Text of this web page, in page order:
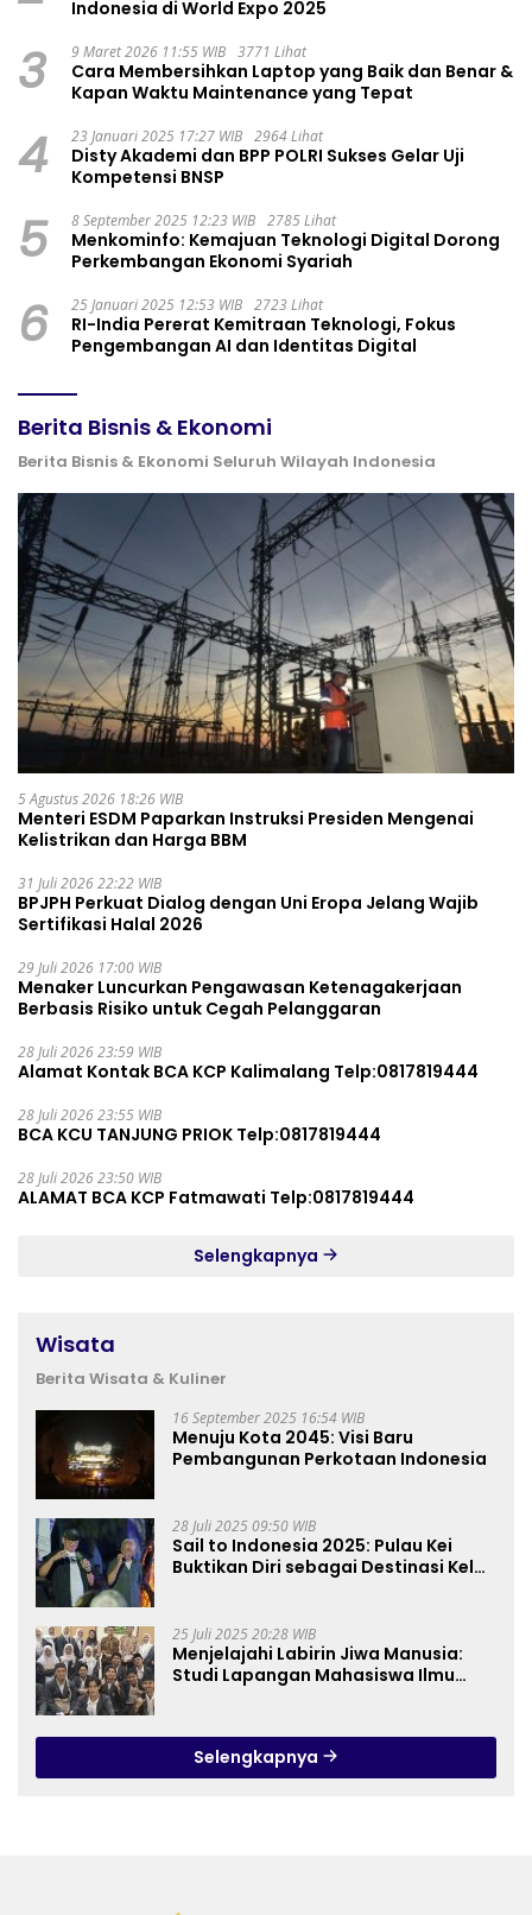
Indonesia di World Expo 2025
3 9 Maret 2026 11:55 WIB 3771 Lihat
Cara Membersihkan Laptop yang Baik dan Benar &
Kapan Waktu Maintenance yang Tepat
4 23 Januari 2025 17:27 WIB 2964 Lihat
Disty Akademi dan BPP POLRI Sukses Gelar Uji
Kompetensi BNSP
5 8 September 2025 12:23 WIB 2785 Lihat
Menkominfo: Kemajuan Teknologi Digital Dorong
Perkembangan Ekonomi Syariah
6 25 Januari 2025 12:53 WIB 2723 Lihat
RI-India Pererat Kemitraan Teknologi, Fokus
Pengembangan AI dan Identitas Digital
Berita Bisnis & Ekonomi
Berita Bisnis & Ekonomi Seluruh Wilayah Indonesia
5 Agustus 2026 18:26 WIB
Menteri ESDM Paparkan Instruksi Presiden Mengenai
Kelistrikan dan Harga BBM
31 Juli 2026 22:22 WIB
BPJPH Perkuat Dialog dengan Uni Eropa Jelang Wajib
Sertifikasi Halal 2026
29 Juli 2026 17:00 WIB
Menaker Luncurkan Pengawasan Ketenagakerjaan
Berbasis Risiko untuk Cegah Pelanggaran
28 Juli 2026 23:59 WIB
Alamat Kontak BCA KCP Kalimalang Telp:0817819444
28 Juli 2026 23:55 WIB
BCA KCU TANJUNG PRIOK Telp:0817819444
28 Juli 2026 23:50 WIB
ALAMAT BCA KCP Fatmawati Telp:0817819444
Selengkapnya
Wisata
Berita Wisata & Kuliner
16 September 2025 16:54 WIB
Menuju Kota 2045: Visi Baru
Pembangunan Perkotaan Indonesia
28 Juli 2025 09:50 WIB
Sail to Indonesia 2025: Pulau Kei
Buktikan Diri sebagai Destinasi Kelas
25 Juli 2025 20:28 WIB
Menjelajahi Labirin Jiwa Manusia:
Studi Lapangan Mahasiswa Ilmu
Selengkapnya